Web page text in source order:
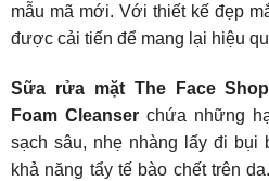
mẫu mã mới. Với thiết kế đẹp
được cải tiến để mang lại hiệu
Sữa rửa mặt The Face
Foam Cleanser chứa những
sạch sâu, nhẹ nhàng lấy đi bụi
khả năng tẩy tế bào chết trên